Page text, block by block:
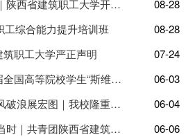
学开展“暑期精准资助”慰问困难学生的活动
08-28
工综合能力提升培训班
08-28
职工大学严正声明
07-24
“斯维尔杯”BIM-CIM创新大赛中再创佳绩
06-03
我校隆重举行2024届学生毕业典礼
06-04
省建筑职工大学第七次代表大会顺利召开
06-06